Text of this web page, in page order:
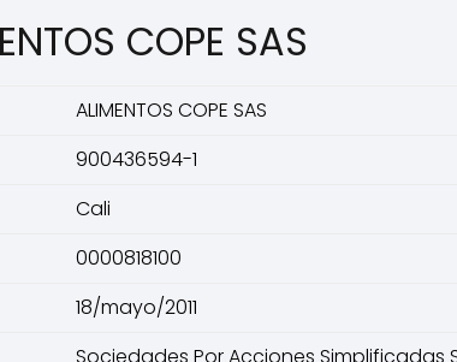
COPE SAS
ALIMENTOS COPE SAS
900436594-1
Cali
0000818100
18/mayo/2011